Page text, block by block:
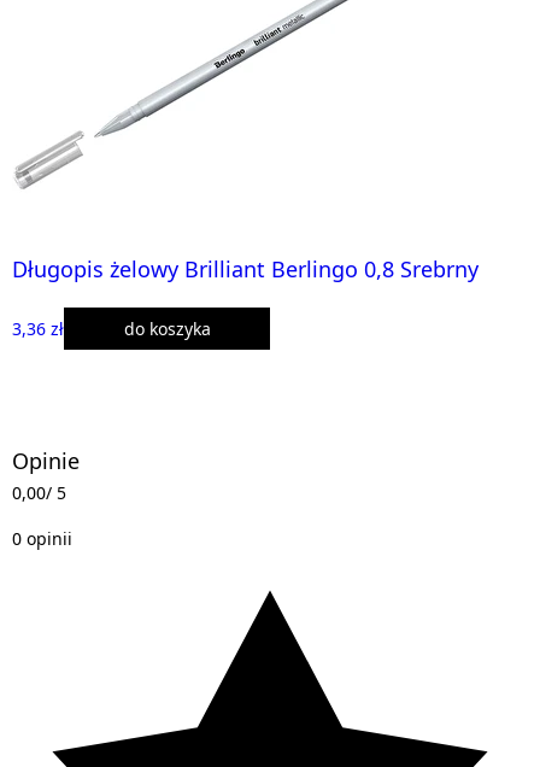
Długopis żelowy Brilliant Berlingo 0,8 Srebrny
3,36 zł do koszyka
Opinie
0,00/ 5
0 opinii